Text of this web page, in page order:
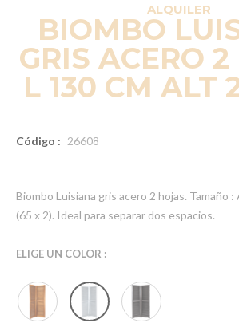
ALQUILER
BIOMBO
GRIS ACERO
L 130 CM ALT
Código : 26608
Biombo Luisiana gris acero 2 hojas. Tamaño
(65 x 2). Ideal para separar dos espacios.
ELIGE UN COLOR :